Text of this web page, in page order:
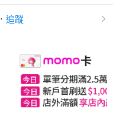
． 追蹤